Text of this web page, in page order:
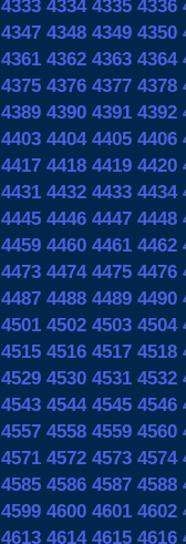
4333 4334 4335 4336
4347 4348 4349 4350
4361 4362 4363 4364
4375 4376 4377 4378
4389 4390 4391 4392
4403 4404 4405 4406
4417 4418 4419 4420
4431 4432 4433 4434
4445 4446 4447 4448
4459 4460 4461 4462
4473 4474 4475 4476
4487 4488 4489 4490
4501 4502 4503 4504
4515 4516 4517 4518
4529 4530 4531 4532
4543 4544 4545 4546
4557 4558 4559 4560
4571 4572 4573 4574
4585 4586 4587 4588
4599 4600 4601 4602
4613 4614 4615 4616